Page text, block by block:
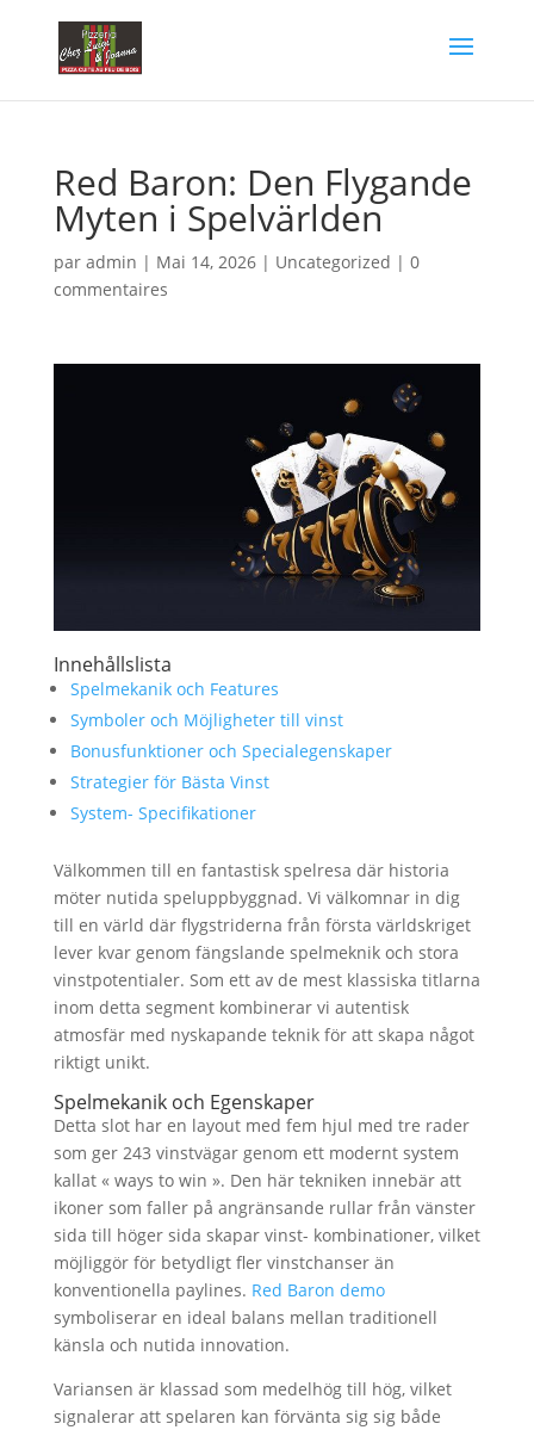
Red Baron: Den Flygande
Myten i Spelvärlden
par admin | Mai 14, 2026| Uncategorized | 0
commentaires
Innehållslista
Spelmekanik och Features
Symboler och Möjligheter till vinst
Bonusfunktioner och Specialegenskaper
Strategier för Bästa Vinst
System- Specifikationer
Välkommen till en fantastisk spelresa där historia
möter nutida speluppbyggnad. Vi välkomnar in dig
till en värld där flygstriderna från första världskriget
lever kvar genom fängslande spelmeknik och stora
vinstpotentialer. Som ett av de mest klassiska titlarna
inom detta segment kombinerar vi autentisk
atmosfär med nyskapande teknik för att skapa något
riktigt unikt.
Spelmekanik och Egenskaper
Detta slot har en layout med fem hjul med tre rader
som ger 243 vinstvägar genom ett modernt system
kallat « ways to win ». Den här tekniken innebär att
ikoner som faller på angränsande rullar från vänster
sida till höger sida skapar vinst- kombinationer, vilket
möjliggör för betydligt fler vinstchanser än
konventionella paylines. Red Baron demo
symboliserar en ideal balans mellan traditionell
känsla och nutida innovation.
Variansen är klassad som medelhög till hög, vilket
signalerar att spelaren kan förvänta sig sig både